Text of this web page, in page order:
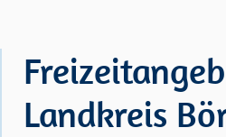
Landkreis